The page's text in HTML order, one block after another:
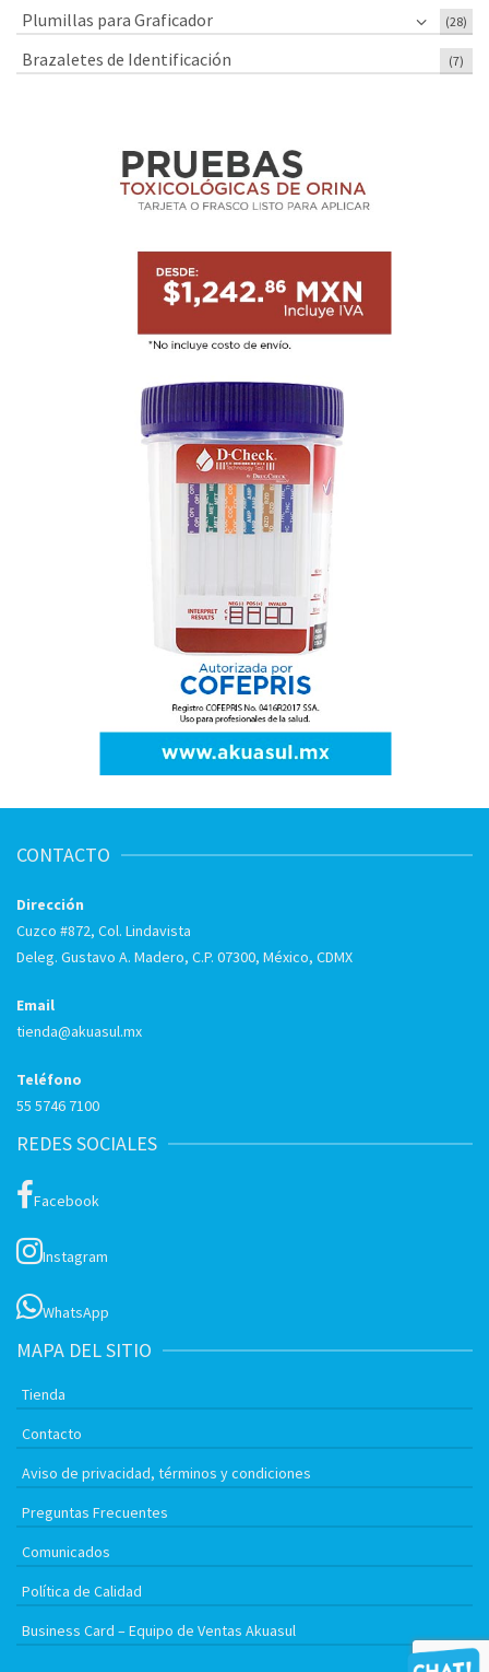
Plumillas para Graficador (28)
Brazaletes de Identificación (7)
CONTACTO
Dirección
Cuzco #872, Col. Lindavista
Deleg. Gustavo A. Madero, C.P. 07300, México, CDMX
Email
tienda@akuasul.mx
Teléfono
55 5746 7100
REDES SOCIALES
Facebook
Instagram
WhatsApp
MAPA DEL SITIO
Tienda
Contacto
Aviso de privacidad, términos y condiciones
Preguntas Frecuentes
Comunicados
Política de Calidad
Business Card – Equipo de Ventas Akuasul